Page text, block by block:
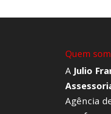
Quem
A Julio
Agência